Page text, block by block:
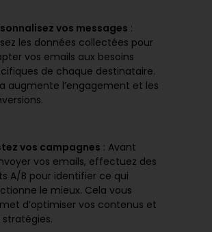
vos messages :
les données collectées pour
vos emails aux besoins
de chaque destinataire.
augmente l’engagement et les
vos campagnes : Avant
vos emails, effectuez des
A/B pour identifier ce qui
le mieux. Cela vous
d’optimiser vos contenus et
stratégies.